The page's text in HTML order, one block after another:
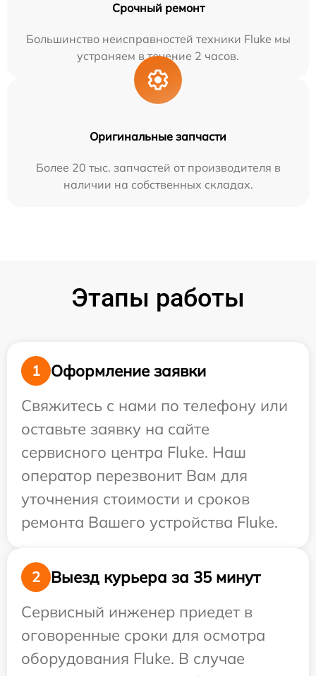
Срочный ремонт
Большинство неисправностей техники Fluke мы
устраняем в течение 2 часов.
Оригинальные запчасти
Более 20 тыс. запчастей от производителя в
наличии на собственных складах.
Этапы работы
1
Оформление заявки
Свяжитесь с нами по телефону или
оставьте заявку на сайте
сервисного центра Fluke. Наш
оператор перезвонит Вам для
уточнения стоимости и сроков
ремонта Вашего устройства Fluke.
2
Выезд курьера за 35 минут
Сервисный инженер приедет в
оговоренные сроки для осмотра
оборудования Fluke. В случае